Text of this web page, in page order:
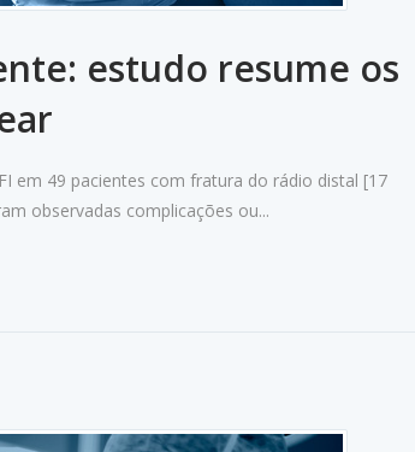
estudo resume os
em 49 pacientes com fratura do rádio distal [17
observadas complicações ou...